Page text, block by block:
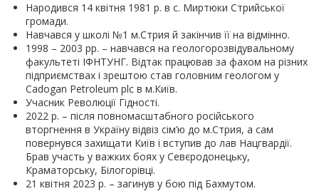
Народився 14 квітня 1981 р. в с. Миртюки Стрийської
громади.
Навчався у школі №1 м.Стрия й закінчив її на відмінно.
1998 – 2003 рр. – навчався на геологорозвідувальному
факультеті ІФНТУНГ. Відтак працював за фахом на різних
підприємствах і зрештою став головним геологом у
Cadogan Petroleum plc в м.Київ.
Учасник Революції Гідності.
2022 р. – після повномасштабного російського
вторгнення в Україну відвіз сім’ю до м.Стрия, а сам
повернувся захищати Київ і вступив до лав Нацгвардії.
Брав участь у важких боях у Севєродонецьку,
Краматорську, Білогорівці.
21 квітня 2023 р. – загинув у бою під Бахмутом.